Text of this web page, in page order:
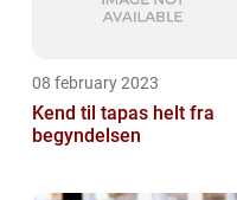
08 february 2023
Kend til tapas helt fra
begyndelsen